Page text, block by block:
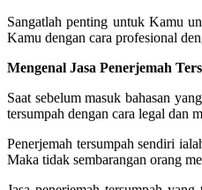
Sangatlah penting untuk Kamu
Kamu dengan cara profesional
Mengenal Jasa Penerjemah
Saat sebelum masuk bahasan
tersumpah dengan cara legal dan
Penerjemah tersumpah sendiri
Maka tidak sembarangan orang